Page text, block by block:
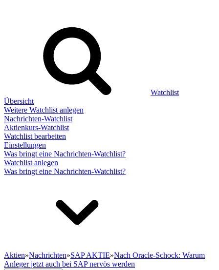
Watchlist
Übersicht
Weitere Watchlist anlegen
Nachrichten-Watchlist
Aktienkurs-Watchlist
Watchlist bearbeiten
Einstellungen
Was bringt eine Nachrichten-Watchlist?
Watchlist anlegen
Was bringt eine Nachrichten-Watchlist?
Aktien»Nachrichten»SAP AKTIE»Nach Oracle-Schock: Warum
Anleger jetzt auch bei SAP nervös werden